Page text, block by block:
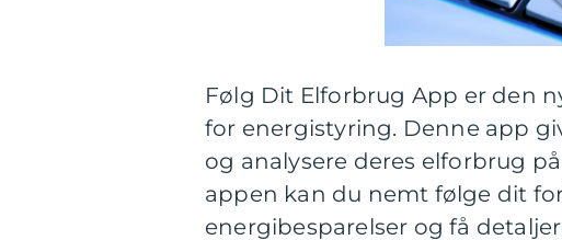
Følg Dit Elforbrug App er den
for energistyring. Denne app
og analysere deres elforbrug
appen kan du nemt følge dit
energibesparelser og få